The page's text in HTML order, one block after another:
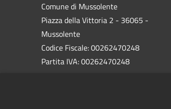
Comune di Mussolente
Piazza della Vittoria 2 - 36065 -
Mussolente
Codice Fiscale: 00262470248
Partita IVA: 00262470248